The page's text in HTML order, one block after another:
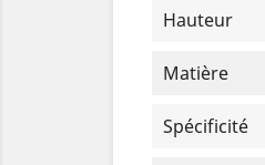
Hauteur
Matière
Spécificité